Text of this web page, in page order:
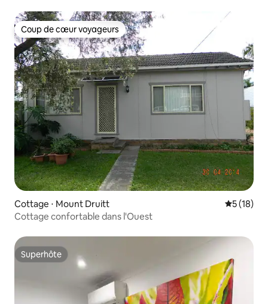
Coup de cœur voyageurs
Coup de cœur voyageurs
Cottage ⋅ Mount Druitt
5 (18)
Cottage confortable dans l'Ouest
Superhôte
Superhôte